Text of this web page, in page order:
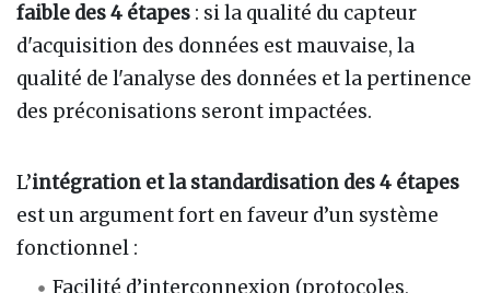
faible des 4 étapes : si la qualité du capteur
d'acquisition des données est mauvaise, la
qualité de l'analyse des données et la pertinence
des préconisations seront impactées.
L’intégration et la standardisation des 4 étapes
est un argument fort en faveur d’un système
fonctionnel :
Facilité d’interconnexion (protocoles,